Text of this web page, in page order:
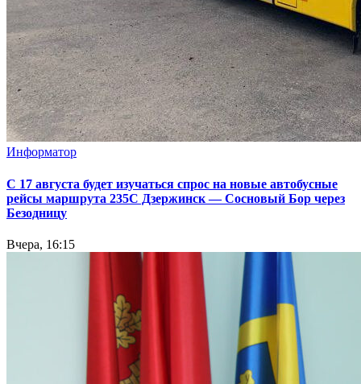
Информатор
С 17 августа будет изучаться спрос на новые автобусные
рейсы маршрута 235С Дзержинск — Сосновый Бор через
Безодницу
Вчера, 16:15